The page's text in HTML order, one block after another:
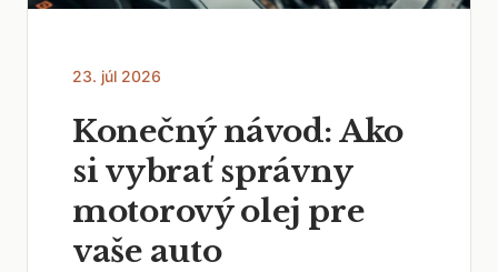
23. júl 2026
Konečný návod: Ako
si vybrať správny
motorový olej pre
vaše auto